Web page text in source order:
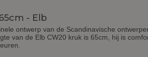
- Elb
ontwerp van de Scandinavische
van de Elb CW20 kruk is 65cm, hij is